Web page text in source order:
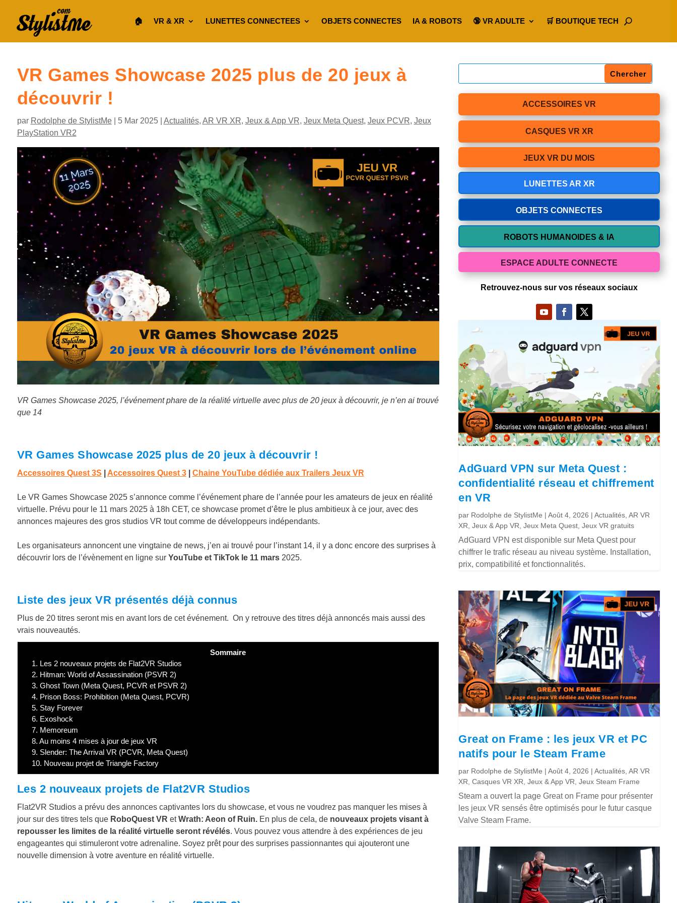
🏠︎ VR & XR LUNETTES CONNECTEES OBJETS CONNECTES IA & ROBOTS 🔞 VR ADULTE 🛒 BOUTIQUE TECH
VR Games Showcase 2025 plus de 20 jeux à
découvrir !
par Rodolphe de StylistMe| 5 Mar 2025| Actualités, AR VR XR, Jeux & App VR, Jeux Meta Quest, Jeux PCVR, Jeux
PlayStation VR2
VR Games Showcase 2025, l’événement phare de la réalité virtuelle avec plus de 20 jeux à découvrir, je n’en ai trouvé
que 14
VR Games Showcase 2025 plus de 20 jeux à découvrir !
Accessoires Quest 3S Accessoires Quest 3| Chaine YouTube dédiée aux Trailers Jeux VR
Le VR Games Showcase 2025 s’annonce comme l’événement phare de l’année pour les amateurs de jeux en réalité
virtuelle. Prévu pour le 11 mars 2025 à 18h CET, ce showcase promet d’être le plus ambitieux à ce jour, avec des
annonces majeures des gros studios VR tout comme de développeurs indépendants.
Les organisateurs annoncent une vingtaine de news, j’en ai trouvé pour l’instant 14, il y a donc encore des surprises à
découvrir lors de l’évènement en ligne surYouTube et TikTok le 11 mars2025.
Liste des jeux VR présentés déjà connus
Plus de 20 titres seront mis en avant lors de cet événement. On y retrouve des titres déjà annoncés mais aussi des
vrais nouveautés.
Sommaire
1. Les 2 nouveaux projets de Flat2VR Studios
2. Hitman: World of Assassination (PSVR 2)
3. Ghost Town (Meta Quest, PCVR et PSVR 2)
4. Prison Boss: Prohibition (Meta Quest, PCVR)
5. Stay Forever
6. Exoshock
7. Memoreum
8. Au moins 4 mises à jour de jeux VR
9. Slender: The Arrival VR (PCVR, Meta Quest)
10. Nouveau projet de Triangle Factory
Les 2 nouveaux projets de Flat2VR Studios
Flat2VR Studios a prévu des annonces captivantes lors du showcase, et vous ne voudrez pas manquer les mises à
jour sur des titres tels queRoboQuest VR etWrath: Aeon of Ruin.En plus de cela, de nouveaux projets visant à
repousser les limites de la réalité virtuelle seront révélés. Vous pouvez vous attendre à des expériences de jeu
engageantes qui stimuleront votre adrenaline. Soyez prêt pour des surprises passionnantes qui ajouteront une
nouvelle dimension à votre aventure en réalité virtuelle.
ACCESSOIRES VR
CASQUES VR XR
JEUX VR DU MOIS
LUNETTES AR XR
OBJETS CONNECTES
ROBOTS HUMANOIDES & IA
ESPACE ADULTE CONNECTE
Retrouvez-nous sur vos réseaux sociaux
AdGuard VPN sur Meta Quest :
confidentialité réseau et chiffrement
en VR
par Rodolphe de StylistMe |Août 4, 2026 |Actualités ,AR VR
XR ,Jeux & App VR ,Jeux Meta Quest ,Jeux VR gratuits
AdGuard VPN est disponible sur Meta Quest pour
chiffrer le trafic réseau au niveau système. Installation,
prix, compatibilité et fonctionnalités.
Great on Frame : les jeux VR et PC
natifs pour le Steam Frame
par Rodolphe de StylistMe |Août 4, 2026 |Actualités ,AR VR
XR ,Casques VR XR ,Jeux & App VR ,Jeux Steam Frame
Steam a ouvert la page Great on Frame pour présenter
les jeux VR sensés être optimisés pour le futur casque
Valve Steam Frame.